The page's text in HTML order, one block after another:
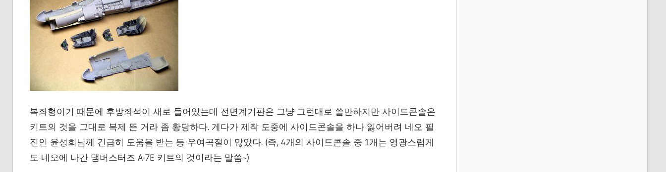
복좌형이기 때문에 후방좌석이 새로 들어있는데 전면계기판은 그냥 그런대로 쓸만하지만 사이드콘솔은
키트의 것을 그대로 복제 뜬 거라 좀 황당하다. 게다가 제작 도중에 사이드콘솔을 하나 잃어버려 네오 필
진인 윤성희님께 긴급히 도움을 받는 등 우여곡절이 많았다. (즉, 4개의 사이드콘솔 중 1개는 영광스럽게
도 네오에 나간 댐버스터즈 A-7E 키트의 것이라는 말씀~)